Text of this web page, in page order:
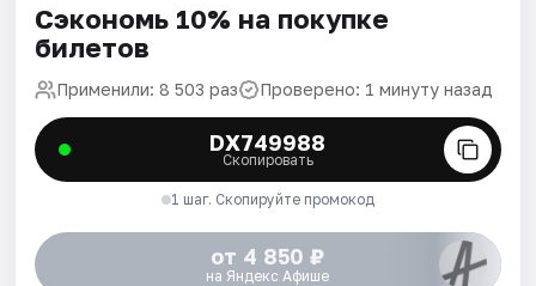
Сэкономь 10% на покупке
билетов
Применили: 8 503 раз Проверено: 1 минуту назад
DX749988
Скопировать
1 шаг. Скопируйте промокод
от 4 850 ₽
на Яндекс Афише